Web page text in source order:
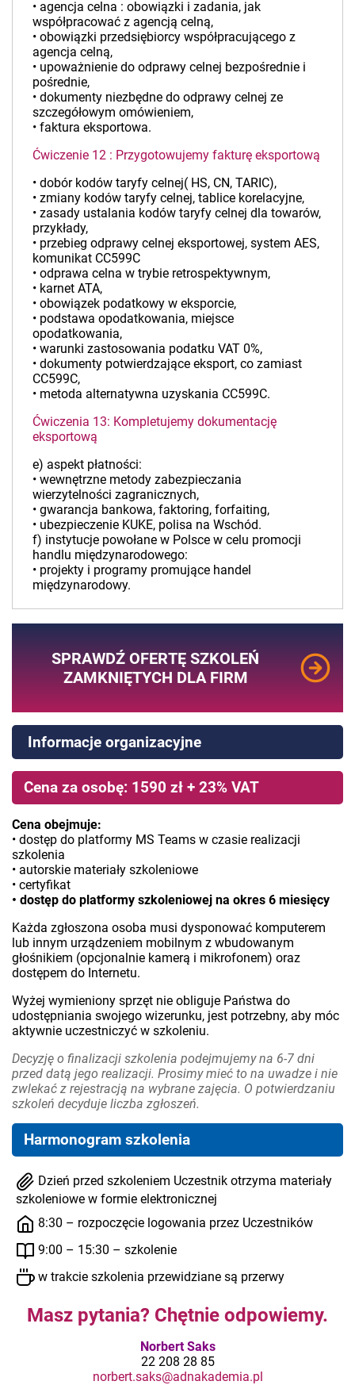
• agencja celna : obowiązki i zadania, jak
współpracować z agencją celną,
• obowiązki przedsiębiorcy współpracującego z
agencja celną,
• upoważnienie do odprawy celnej bezpośrednie i
pośrednie,
• dokumenty niezbędne do odprawy celnej ze
szczegółowym omówieniem,
• faktura eksportowa.
Ćwiczenie 12 : Przygotowujemy fakturę eksportową
• dobór kodów taryfy celnej( HS, CN, TARIC),
• zmiany kodów taryfy celnej, tablice korelacyjne,
• zasady ustalania kodów taryfy celnej dla towarów,
przykłady,
• przebieg odprawy celnej eksportowej, system AES,
komunikat CC599C
• odprawa celna w trybie retrospektywnym,
• karnet ATA,
• obowiązek podatkowy w eksporcie,
• podstawa opodatkowania, miejsce
opodatkowania,
• warunki zastosowania podatku VAT 0%,
• dokumenty potwierdzające eksport, co zamiast
CC599C,
• metoda alternatywna uzyskania CC599C.
Ćwiczenia 13: Kompletujemy dokumentację
eksportową
e) aspekt płatności:
• wewnętrzne metody zabezpieczania
wierzytelności zagranicznych,
• gwarancja bankowa, faktoring, forfaiting,
• ubezpieczenie KUKE, polisa na Wschód.
f) instytucje powołane w Polsce w celu promocji
handlu międzynarodowego:
• projekty i programy promujące handel
międzynarodowy.
SPRAWDŹ OFERTĘ SZKOLEŃ
ZAMKNIĘTYCH DLA FIRM
Informacje organizacyjne
Cena za osobę: 1590 zł + 23% VAT
Cena obejmuje:
• dostęp do platformy MS Teams w czasie realizacji
szkolenia
• autorskie materiały szkoleniowe
• certyfikat
• dostęp do platformy szkoleniowej na okres 6 miesięcy
Każda zgłoszona osoba musi dysponować komputerem
lub innym urządzeniem mobilnym z wbudowanym
głośnikiem (opcjonalnie kamerą i mikrofonem) oraz
dostępem do Internetu.
Wyżej wymieniony sprzęt nie obliguje Państwa do
udostępniania swojego wizerunku, jest potrzebny, aby móc
aktywnie uczestniczyć w szkoleniu.
Decyzję o finalizacji szkolenia podejmujemy na 6-7 dni
przed datą jego realizacji. Prosimy mieć to na uwadze i nie
zwlekać z rejestracją na wybrane zajęcia. O potwierdzaniu
szkoleń decyduje liczba zgłoszeń.
Harmonogram szkolenia
Dzień przed szkoleniem Uczestnik otrzyma materiały
szkoleniowe w formie elektronicznej
8:30 – rozpoczęcie logowania przez Uczestników
9:00 – 15:30 – szkolenie
w trakcie szkolenia przewidziane są przerwy
Masz pytania? Chętnie odpowiemy.
Norbert Saks
22 208 28 85
norbert.saks@adnakademia.pl